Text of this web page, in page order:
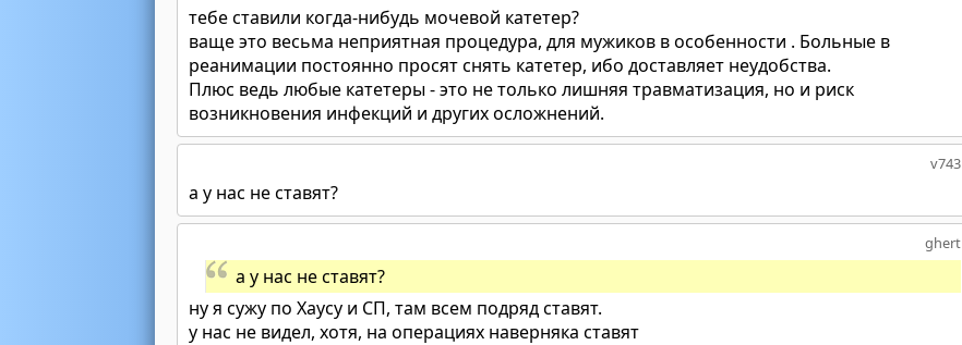
тебе ставили когда-нибудь мочевой катетер?
ваще это весьма неприятная процедура, для мужиков в особенности . Больные в
реанимации постоянно просят снять катетер, ибо доставляет неудобства.
Плюс ведь любые катетеры - это не только лишняя травматизация, но и риск
возникновения инфекций и других осложнений.
v743
а у нас не ставят?
ghert
а у нас не ставят?
ну я сужу по Хаусу и СП, там всем подряд ставят.
у нас не видел, хотя, на операциях наверняка ставят